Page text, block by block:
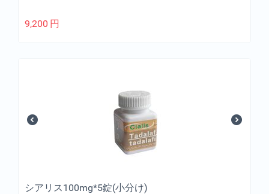
9,200 円
シアリス100mg*5錠(小分け)